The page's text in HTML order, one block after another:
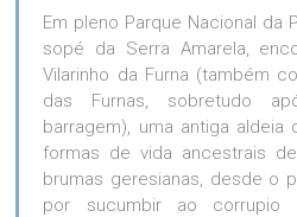
Em pleno Parque Nacional da
sopé da Serra Amarela,
Vilarinho da Furna (também
das Furnas, sobretudo
barragem), uma antiga aldeia
formas de vida ancestrais
brumas geresianas, desde o
por sucumbir ao corrupio